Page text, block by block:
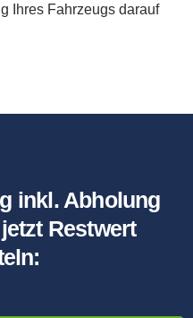
Ihres Fahrzeugs darauf
inkl. Abholung
Restwert